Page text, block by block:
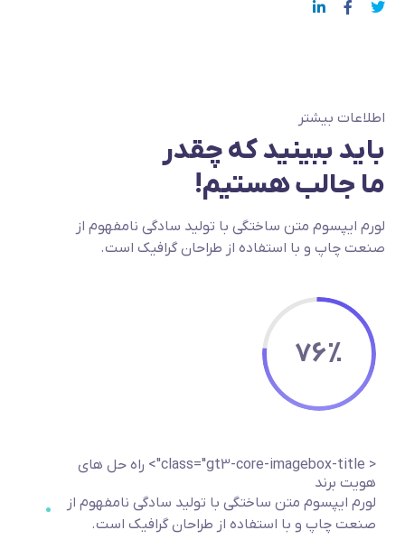
اطلاعات بیشتر
باید ببینید که چقدر
ما جالب هستیم!
لورم ایپسوم متن ساختگی با تولید سادگی نامفهوم از
صنعت چاپ و با استفاده از طراحان گرافیک است.
76%
< class="gt3-core-imagebox-title">
راه حل های
هویت برند
لورم ایپسوم متن ساختگی با تولید سادگی نامفهوم از
صنعت چاپ و با استفاده از طراحان گرافیک است.